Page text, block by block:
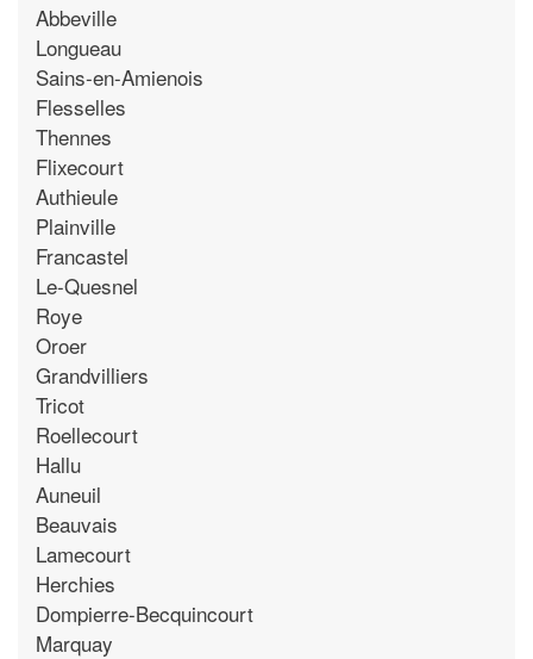
Abbeville
Longueau
Sains-en-Amienois
Flesselles
Thennes
Flixecourt
Authieule
Plainville
Francastel
Le-Quesnel
Roye
Oroer
Grandvilliers
Tricot
Roellecourt
Hallu
Auneuil
Beauvais
Lamecourt
Herchies
Dompierre-Becquincourt
Marquay